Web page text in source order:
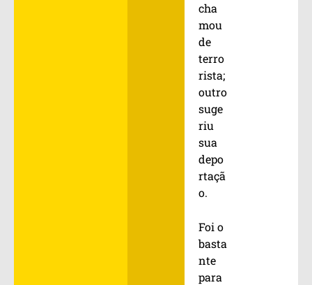
cha
mou
de
terro
rista;
outro
suge
riu
sua
depo
rtaçã
o.
Foi o
basta
nte
para